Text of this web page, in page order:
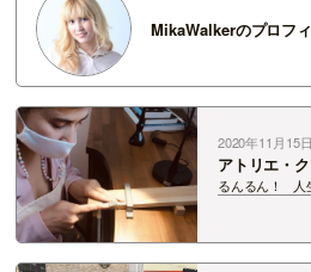
MikaWalkerのプロフ
2020年11月15日
アトリエ・
るんるん！ 人
トリエ・クラ
相談して、 素
ど決めました
のを作りたく…